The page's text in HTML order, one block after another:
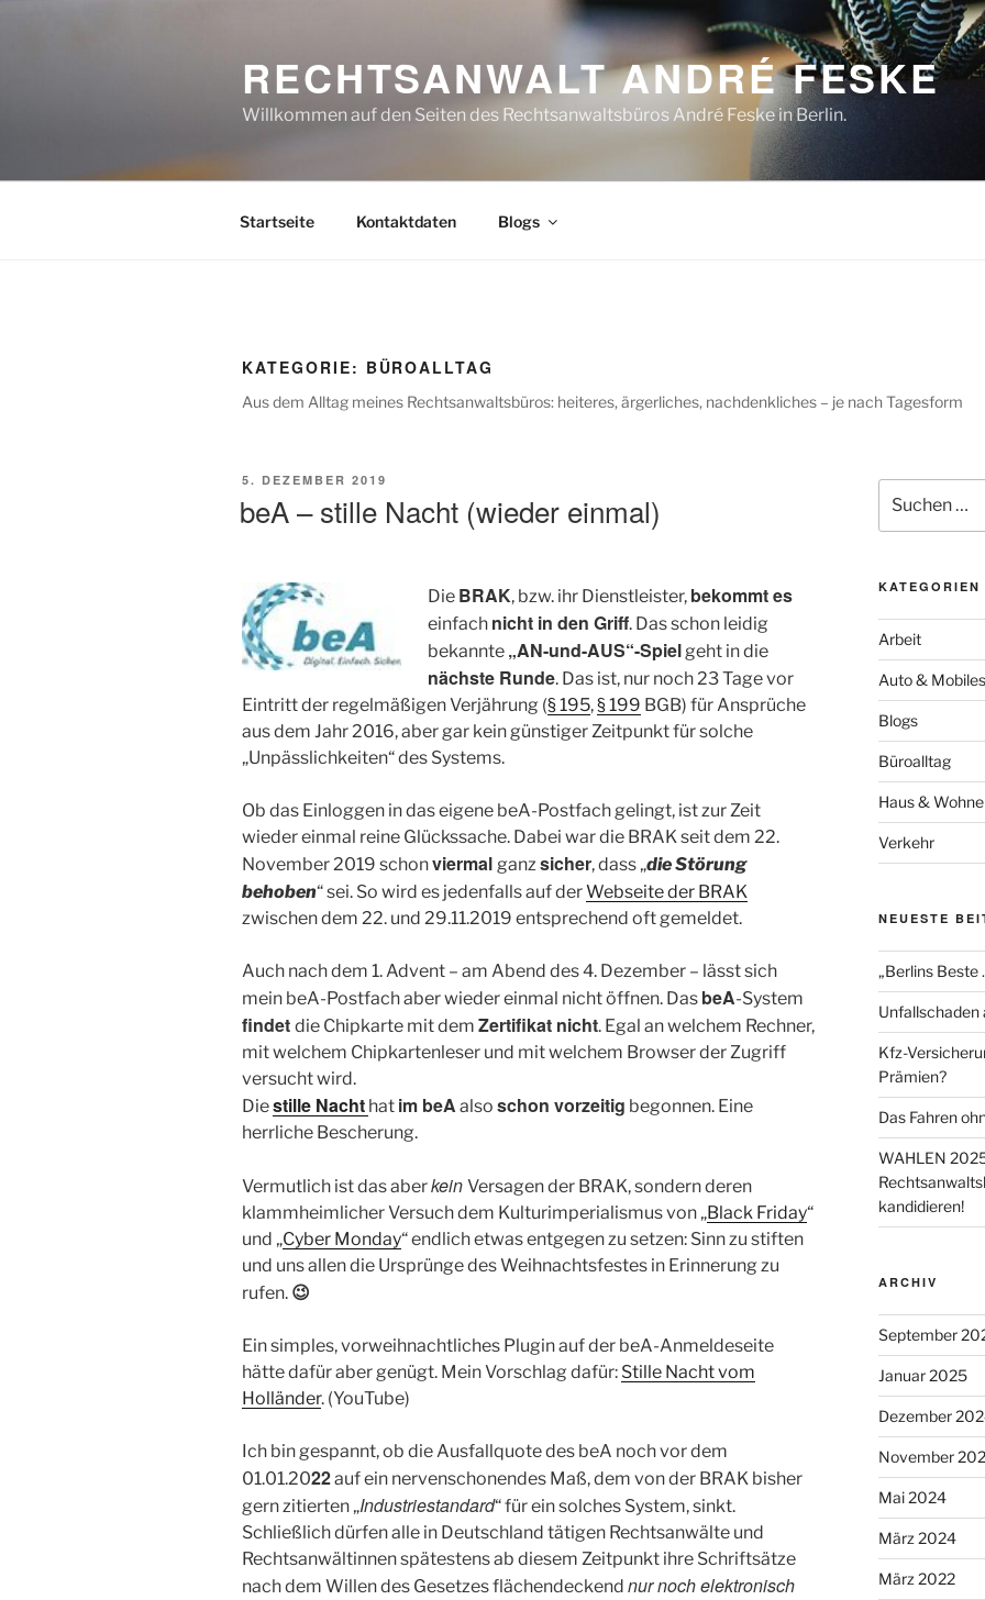
RECHTSANWALT ANDRÉ FESKE
Willkommen auf den Seiten des Rechtsanwaltsbüros André Feske in Berlin.
Startseite Kontaktdaten Blogs
KATEGORIE: BÜROALLTAG
Aus dem Alltag meines Rechtsanwaltsbüros: heiteres, ärgerliches, nachdenkliches – je nach Tagesform
VERÖFFENTLICHT
5. DEZEMBER 2019
beA – stille Nacht (wieder einmal)
Die BRAK, bzw. ihr Dienstleister, bekommt es
einfach nicht in den Griff. Das schon leidig
bekannte „AN-und-AUS“-Spiel geht in die
nächste Runde. Das ist, nur noch 23 Tage vor
Eintritt der regelmäßigen Verjährung (§ 195,§ 199 BGB) für Ansprüche
aus dem Jahr 2016, aber gar kein günstiger Zeitpunkt für solche
„Unpässlichkeiten“ des Systems.
Ob das Einloggen in das eigene beA-Postfach gelingt, ist zur Zeit
wieder einmal reine Glückssache. Dabei war die BRAK seit dem 22.
November 2019 schonviermal ganz sicher, dass „die Störung
behoben“ sei. So wird es jedenfalls auf derWebseite der BRAK
zwischen dem 22. und 29.11.2019 entsprechend oft gemeldet.
Auch nach dem 1. Advent – am Abend des 4. Dezember – lässt sich
mein beA-Postfach aber wieder einmal nicht öffnen. Das beA-System
findet die Chipkarte mit dem Zertifikat nicht. Egal an welchem Rechner,
mit welchem Chipkartenleser und mit welchem Browser der Zugriff
versucht wird.
Diestille Nacht hat im beA also schon vorzeitig begonnen. Eine
herrliche Bescherung.
Vermutlich ist das aberkein Versagen der BRAK, sondern deren
klammheimlicher Versuch dem Kulturimperialismus von „Black Friday“
und „Cyber Monday“ endlich etwas entgegen zu setzen: Sinn zu stiften
und uns allen die Ursprünge des Weihnachtsfestes in Erinnerung zu
rufen. 😉
Ein simples, vorweihnachtliches Plugin auf der beA-Anmeldeseite
hätte dafür aber genügt. Mein Vorschlag dafür: Stille Nacht vom
Holländer. (YouTube)
Ich bin gespannt, ob die Ausfallquote des beA noch vor dem
01.01.2022auf ein nervenschonendes Maß, dem von der BRAK bisher
gern zitierten „Industriestandard“ für ein solches System, sinkt.
Schließlich dürfen alle in Deutschland tätigen Rechtsanwälte und
Rechtsanwältinnen spätestens ab diesem Zeitpunkt ihre Schriftsätze
nach dem Willen des Gesetzes flächendeckend nur noch elektronisch
nach:
KATEGORIEN
Arbeit
Auto & Mobiles
Blogs
Büroalltag
Haus &
Verkehr
NEUESTE
„Berlins Beste
Unfallschaden
Kfz-
Prämien?
Das Fahren
WAHLEN
kandidieren!
ARCHIV
September
Januar 2025
Dezember
November
Mai 2024
März 2024
März 2022